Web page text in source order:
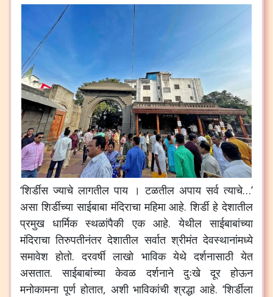
‘शिर्डीस ज्याचे लागतील पाय । टळतील अपाय सर्व त्याचे…’
असा शिर्डीच्या साईबाबा मंदिराचा महिमा आहे. शिर्डी हे देशातील
प्रमुख धार्मिक स्थळांपैकी एक आहे. येथील साईबाबांच्या
मंदिराचा तिरुपतीनंतर देशातील सर्वात श्रीमंत देवस्थानांमध्ये
समावेश होतो. दरवर्षी लाखो भाविक येथे दर्शनासाठी येत
असतात. साईबाबांच्या केवळ दर्शनाने दुःखे दूर होऊन
मनोकामना पूर्ण होतात, अशी भाविकांची श्रद्धा आहे. ‘शिर्डीला